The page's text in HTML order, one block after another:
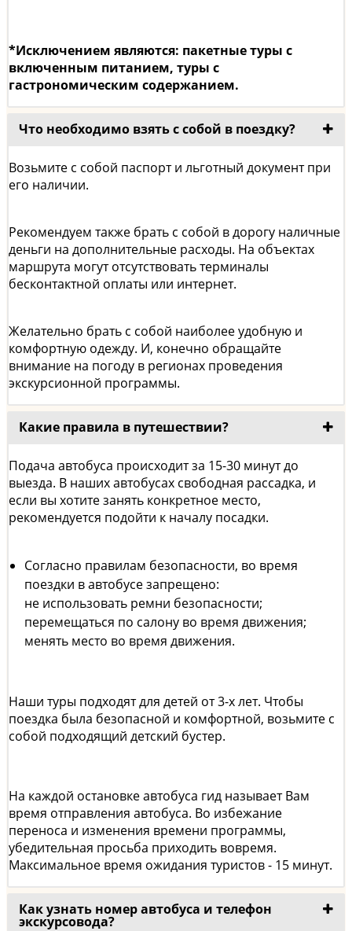
*Исключением являются: пакетные туры с
включенным питанием, туры с
гастрономическим содержанием.
Что необходимо взять с собой в поездку?
Возьмите с собой паспорт и льготный документ при
его наличии.
Рекомендуем также брать с собой в дорогу наличные
деньги на дополнительные расходы. На объектах
маршрута могут отсутствовать терминалы
бесконтактной оплаты или интернет.
Желательно брать с собой наиболее удобную и
комфортную одежду. И, конечно обращайте
внимание на погоду в регионах проведения
экскурсионной программы.
Какие правила в путешествии?
Подача автобуса происходит за 15-30 минут до
выезда. В наших автобусах свободная рассадка, и
если вы хотите занять конкретное место,
рекомендуется подойти к началу посадки.
Согласно правилам безопасности, во время
поездки в автобусе запрещено:
не использовать ремни безопасности;
перемещаться по салону во время движения;
менять место во время движения.
Наши туры подходят для детей от 3-х лет. Чтобы
поездка была безопасной и комфортной, возьмите с
собой подходящий детский бустер.
На каждой остановке автобуса гид называет Вам
время отправления автобуса. Во избежание
переноса и изменения времени программы,
убедительная просьба приходить вовремя.
Максимальное время ожидания туристов - 15 минут.
Как узнать номер автобуса и телефон
экскурсовода?